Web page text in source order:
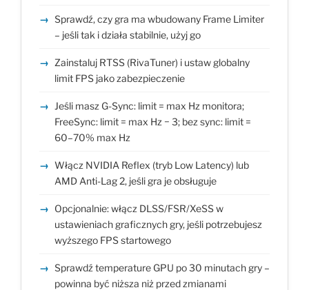
Sprawdź, czy gra ma wbudowany Frame Limiter
– jeśli tak i działa stabilnie, użyj go
Zainstaluj RTSS (RivaTuner) i ustaw globalny
limit FPS jako zabezpieczenie
Jeśli masz G-Sync: limit = max Hz monitora;
FreeSync: limit = max Hz − 3; bez sync: limit =
60–70% max Hz
Włącz NVIDIA Reflex (tryb Low Latency) lub
AMD Anti-Lag 2, jeśli gra je obsługuje
Opcjonalnie: włącz DLSS/FSR/XeSS w
ustawieniach graficznych gry, jeśli potrzebujesz
wyższego FPS startowego
Sprawdź temperature GPU po 30 minutach gry –
powinna być niższa niż przed zmianami